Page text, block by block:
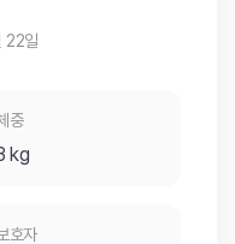
22일
중
kg
호자